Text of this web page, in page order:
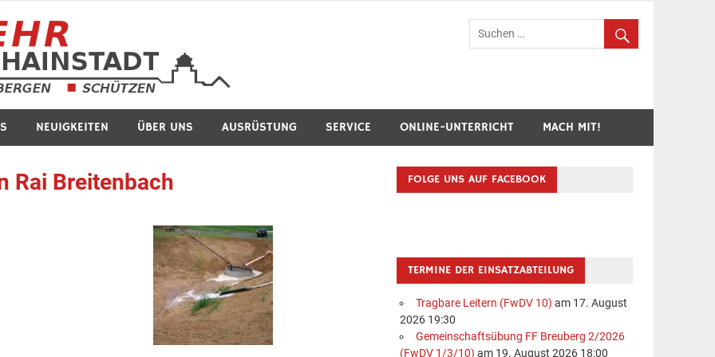
Feuerwehr Breuberg-Hainstadt
NEUIGKEITEN ÜBER UNS AUSRÜSTUNG SERVICE ONLINE-UNTERRICHT MACH MIT!
Rai Breitenbach FOLGE UNS AUF FACEBOOK
TERMINE DER EINSATZABTEILUNG
Tragbare Leitern (FwDV 10) am 17. August
2026 19:30
Gemeinschaftsübung FF Breuberg 2/2026
(FwDV 1/3/10) am 19. August 2026 18:00